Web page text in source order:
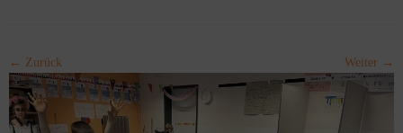
← Zurück Weiter →